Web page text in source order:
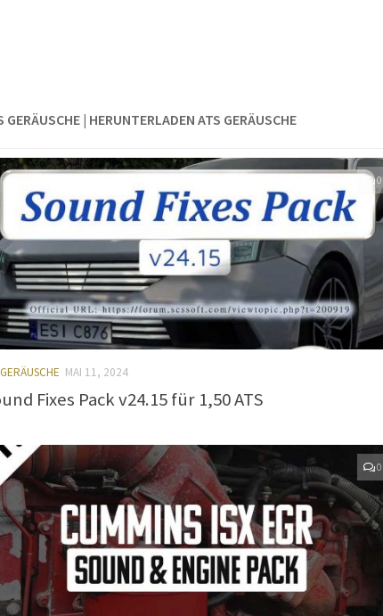
GERÄUSCHE | HERUNTERLADEN ATS GERÄUSCHE
0
MAI 11, 2024
Fixes Pack v24.15 für 1,50 ATS
0